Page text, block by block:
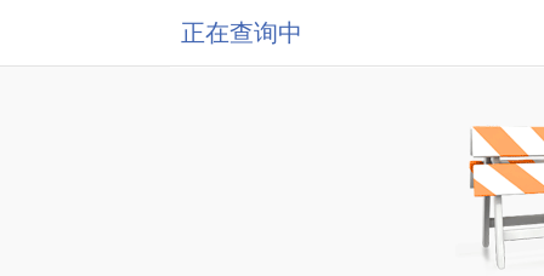
正在查询中